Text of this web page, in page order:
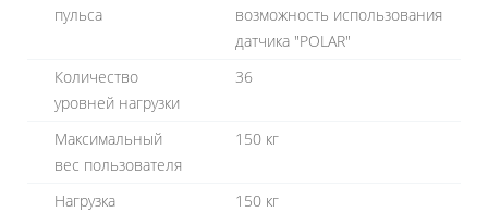
пульса
возможность использования
датчика "POLAR"
Количество
уровней нагрузки
36
Максимальный
вес пользователя
150 кг
Нагрузка
150 кг